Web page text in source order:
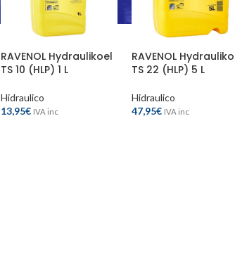
RAVENOL Hydraulikoel
TS 10 (HLP) 1 L
Hidraulico
13,95€ IVA inc
RAVENOL
TS 22 (HLP) 5 L
Hidraulico
47,95€ IVA inc